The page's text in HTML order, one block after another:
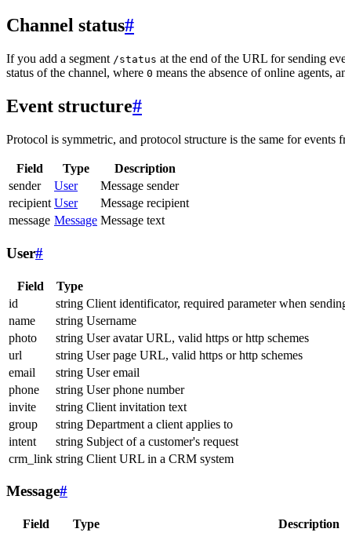
Channel status#
If you add a segment /status at the end of the URL for sending
status of the channel, where 0 means the absence of online agents,
Event structure#
Protocol is symmetric, and protocol structure is the same for events
Field Type
Description
sender
User
Message sender
recipient User
Message recipient
message Message Message text
User#
Field Type
id
string Client identificator, required parameter when
name
string Username
photo
string User avatar URL, valid https or http schemes
url
string User page URL, valid https or http schemes
email
string User email
phone
string User phone number
invite
string Client invitation text
group
string Department a client applies to
intent
string Subject of a customer's request
crm_link string Client URL in a CRM system
Message#
Field Type Description